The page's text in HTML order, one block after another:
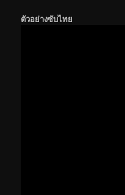
ตัวอย่างซับไทย